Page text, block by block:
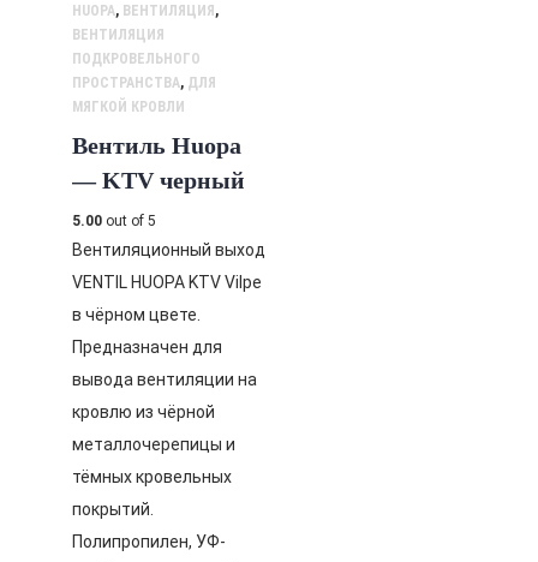
HUOPA, ВЕНТИЛЯЦИЯ,
ВЕНТИЛЯЦИЯ
ПОДКРОВЕЛЬНОГО
ПРОСТРАНСТВА, ДЛЯ
МЯГКОЙ КРОВЛИ
Вентиль Huopa
— KTV черный
5.00 out of 5
Вентиляционный выход
VENTIL HUOPA KTV Vilpe
в чёрном цвете.
Предназначен для
вывода вентиляции на
кровлю из чёрной
металлочерепицы и
тёмных кровельных
покрытий.
Полипропилен, УФ-